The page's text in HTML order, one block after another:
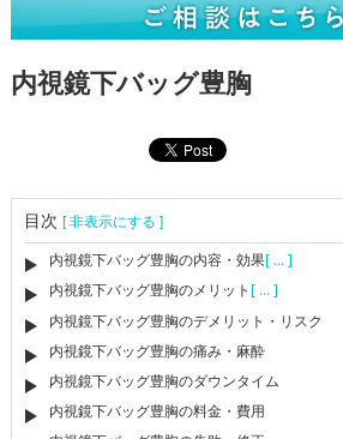
内視鏡下バッグ豊胸
目次[ 非表示にする ]
内視鏡下バッグ豊胸の内容・効果[ ... ]
内視鏡下バッグ豊胸のメリット [ ... ]
内視鏡下バッグ豊胸のデメリット・リスク
内視鏡下バッグ豊胸の痛み・麻酔
内視鏡下バッグ豊胸のダウンタイム
内視鏡下バッグ豊胸の料金・費用